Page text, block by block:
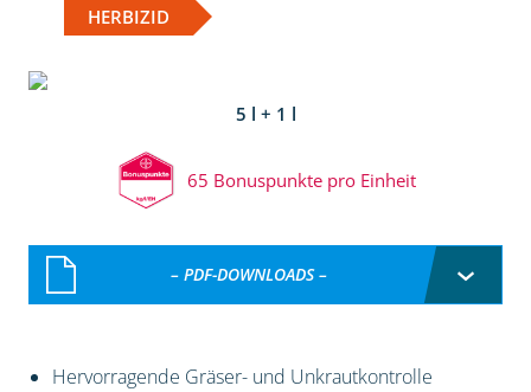
HERBIZID
5 l + 1 l
65 Bonuspunkte pro Einheit
– PDF-DOWNLOADS –
Hervorragende Gräser- und Unkrautkontrolle